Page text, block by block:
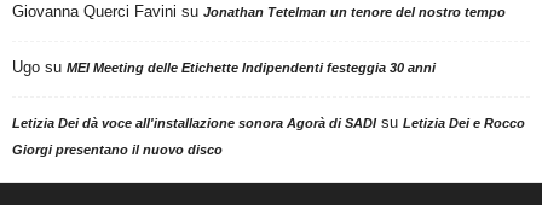
Giovanna Querci Favini su Jonathan Tetelman un tenore del nostro tempo
Ugo su MEI Meeting delle Etichette Indipendenti festeggia 30 anni
Letizia Dei dà voce all'installazione sonora Agorà di SADIsu Letizia Dei e Rocco
Giorgi presentano il nuovo disco